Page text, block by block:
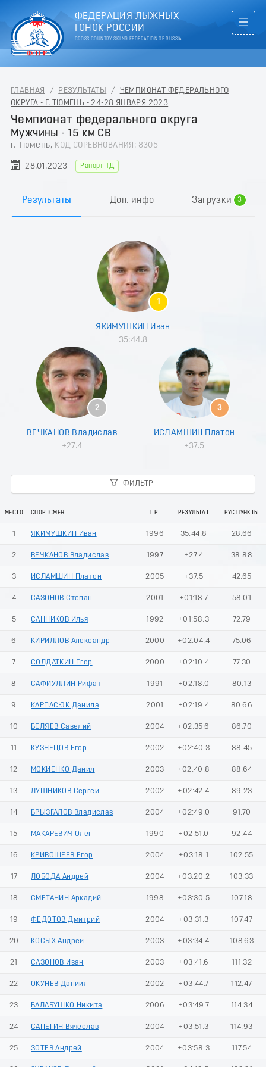
ФЕДЕРАЦИЯ ЛЫЖНЫХ
ГОНОК РОССИИ
CROSS COUNTRY SKIING FEDERATION OF RUSSIA
ГЛАВНАЯ / РЕЗУЛЬТАТЫ / ЧЕМПИОНАТ ФЕДЕРАЛЬНОГО
ОКРУГА - Г. ТЮМЕНЬ - 24-28 ЯНВАРЯ 2023
Чемпионат федерального округа
Мужчины - 15 км СВ
г. Тюмень, КОД СОРЕВНОВАНИЯ: 8305
28.01.2023 Рапорт ТД
Результаты Доп. инфо Загрузки
3
6
9
1
ЯКИМУШКИН Иван
35:44.8
2
ВЕЧКАНОВ Владислав
+27.4
3
ИСЛАМШИН Платон
+37.5
ФИЛЬТР
МЕСТО СПОРТСМЕН Г.Р. РЕЗУЛЬТАТ РУС ПУНКТЫ
1 ЯКИМУШКИН Иван 1996 35:44.8 28.66
2 ВЕЧКАНОВ Владислав 1997 +27.4 38.88
3 ИСЛАМШИН Платон 2005 +37.5 42.65
4 САЗОНОВ Степан 2001 +01:18.7 58.01
5 САННИКОВ Илья 1992 +01:58.3 72.79
6 КИРИЛЛОВ Александр 2000 +02:04.4 75.06
7 СОЛДАТКИН Егор 2000 +02:10.4 77.30
8 САФИУЛЛИН Рифат 1991 +02:18.0 80.13
9 КАРПАСЮК Данила 2001 +02:19.4 80.66
10 БЕЛЯЕВ Савелий 2004 +02:35.6 86.70
11 КУЗНЕЦОВ Егор 2002 +02:40.3 88.45
12 МОКИЕНКО Данил 2003 +02:40.8 88.64
13 ЛУШНИКОВ Сергей 2002 +02:42.4 89.23
14 БРЫЗГАЛОВ Владислав 2004 +02:49.0 91.70
15 МАКАРЕВИЧ Олег 1990 +02:51.0 92.44
16 КРИВОШЕЕВ Егор 2004 +03:18.1 102.55
17 ЛОБОДА Андрей 2004 +03:20.2 103.33
18 СМЕТАНИН Аркадий 1998 +03:30.5 107.18
19 ФЕДОТОВ Дмитрий 2004 +03:31.3 107.47
20 КОСЫХ Андрей 2003 +03:34.4 108.63
21 САЗОНОВ Иван 2003 +03:41.6 111.32
22 ОКУНЕВ Даниил 2002 +03:44.7 112.47
23 БАЛАБУШКО Никита 2006 +03:49.7 114.34
24 САПЕГИН Вячеслав 2004 +03:51.3 114.93
25 ЗОТЕВ Андрей 2004 +03:58.3 117.54